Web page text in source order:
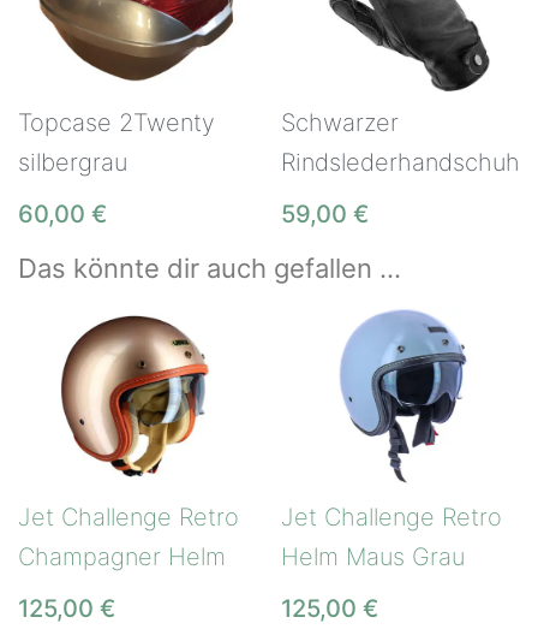
Topcase 2Twenty
silbergrau
60,00 €
Schwarzer
Rindslederhandschuh
59,00 €
Das könnte dir auch gefallen …
Jet Challenge Retro
Champagner Helm
125,00 €
Jet Challenge Retro
Helm Maus Grau
125,00 €